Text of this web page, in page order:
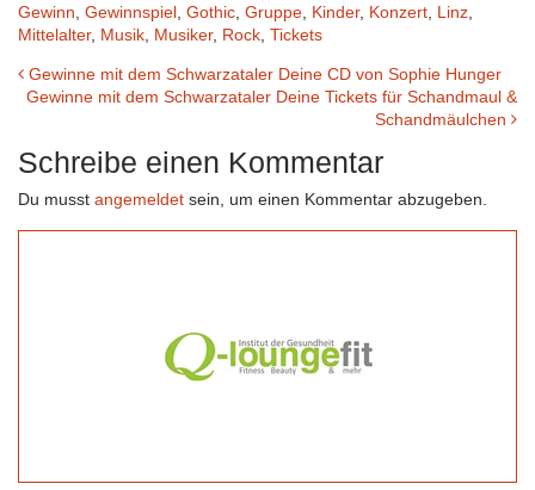
Gewinn Gewinnspiel Gothic Gruppe Kinder, Konzert Linz
Mittelalter, Musik Musiker, Rock Tickets
Beitrags-
Navigation
Gewinne mit dem Schwarzataler Deine CD von Sophie Hunger
Gewinne mit dem Schwarzataler Deine Tickets für Schandmaul &
Schandmäulchen
Schreibe einen Kommentar
Du musst angemeldet sein, um einen Kommentar abzugeben.